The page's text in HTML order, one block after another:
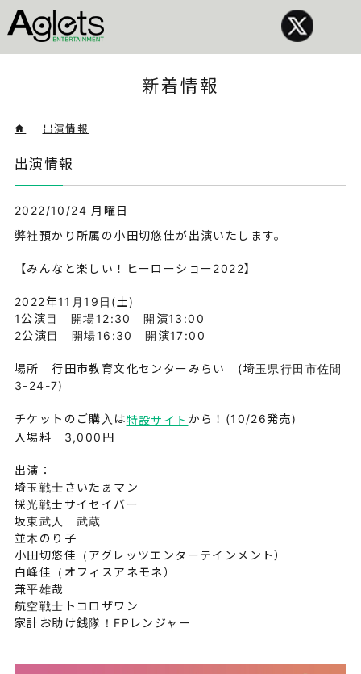
メ
ニ
新着情報
出演情報
出演情報
2022/10/24 月曜日
弊社預かり所属の小田切悠佳が出演いたします。
【みんなと楽しい！ヒーローショー2022】
2022年11月19日(土)
1公演目 開場12:30 開演13:00
2公演目 開場16:30 開演17:00
場所 行田市教育文化センターみらい (埼玉県行田市佐間
3-24-7)
チケットのご購入は特設サイト から！(10/26発売)
入場料 3,000円
出演：
埼玉戦士さいたぁマン
採光戦士サイセイバー
坂東武人 武蔵
並木のり子
小田切悠佳（アグレッツエンターテインメント）
白峰佳（オフィスアネモネ）
兼平雄哉
航空戦士トコロザワン
家計お助け銭隊！FPレンジャー